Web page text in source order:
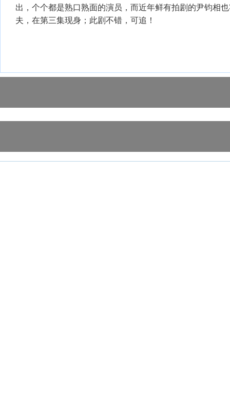
出，个个都是熟口熟面的演员，而近年鲜有拍剧的尹钧相
夫，在第三集现身；此剧不错，可追！